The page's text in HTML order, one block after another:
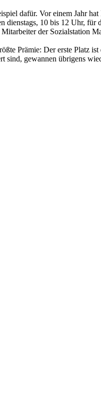
dafür. Vor einem Jahr
dienstags, 10 bis 12 Uhr,
der Sozialstation
Prämie: Der erste Platz
sind, gewannen übrigens